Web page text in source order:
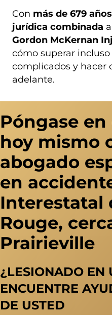
Con más de 679
jurídica combinada
Gordon McKernan
cómo superar
complicados y hacer
adelante.
Póngase
hoy mismo
abogado
en
Interestatal
Rouge,
Prairieville
¿LESIONADO EN
ENCUENTRE
DE USTED